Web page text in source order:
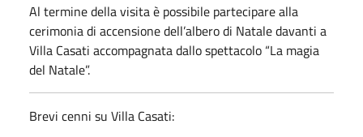
Al termine della visita è possibile partecipare alla
cerimonia di accensione dell’albero di Natale davanti a
Villa Casati accompagnata dallo spettacolo “La magia
del Natale”.
Brevi cenni su Villa Casati: